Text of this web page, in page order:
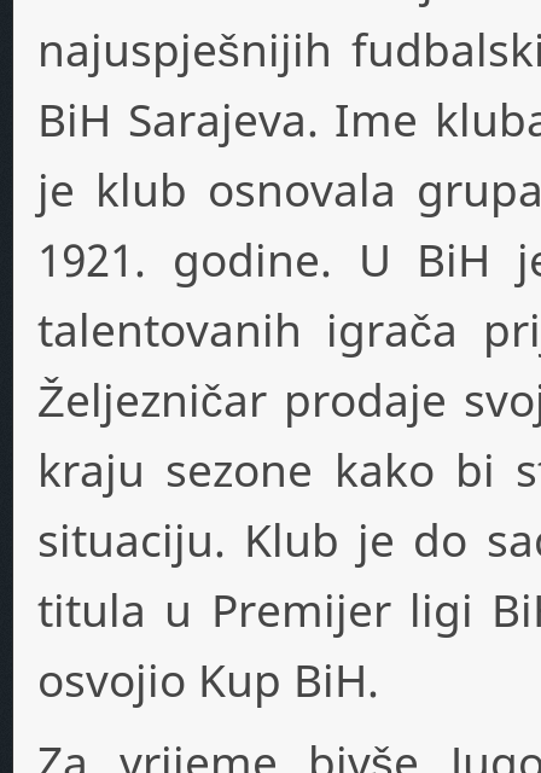
najuspješnijih
BiH Sarajeva. Ime
je klub osnovala
1921. godine. U BiH
talentovanih igrača
Željezničar prodaje
kraju sezone kako bi
situaciju. Klub je do
titula u Premijer ligi
osvojio Kup BiH.